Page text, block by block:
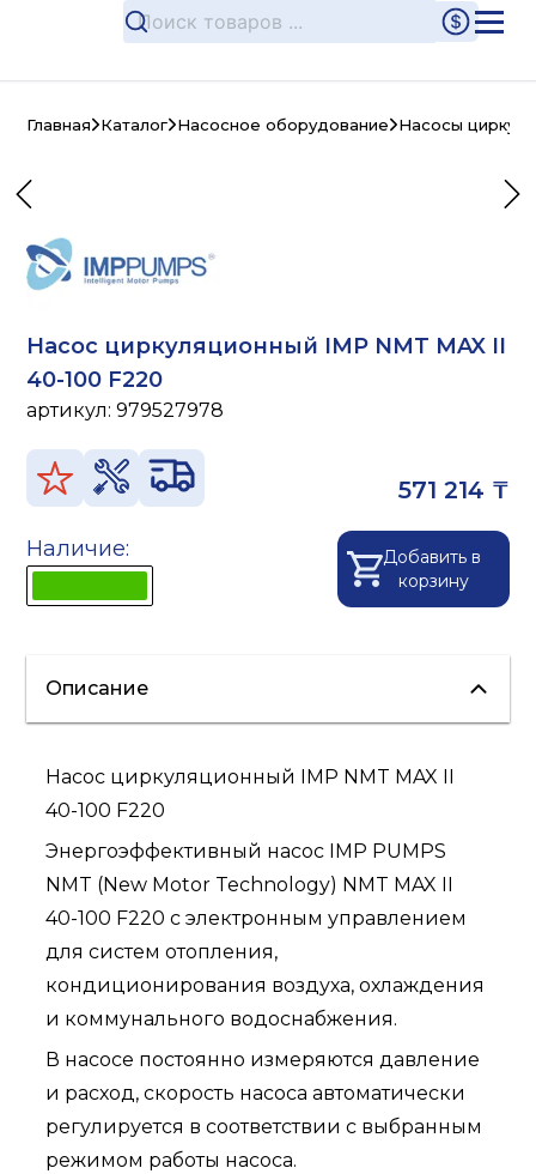
Главная Каталог Насосное оборудование Насосы
Насос циркуляционный IMP NMT MAX II
40-100 F220
артикул:979527978
571 214 ₸
Наличие:
Добавить в
корзину
Описание
Насос циркуляционный IMP NMT MAX II
40-100 F220
Энергоэффективный насос IMP PUMPS
NMT (New Motor Technology) NMT MAX II
40-100 F220 с электронным управлением
для систем отопления,
кондиционирования воздуха, охлаждения
и коммунального водоснабжения.
В насосе постоянно измеряются давление
и расход, скорость насоса автоматически
регулируется в соответствии с выбранным
режимом работы насоса.